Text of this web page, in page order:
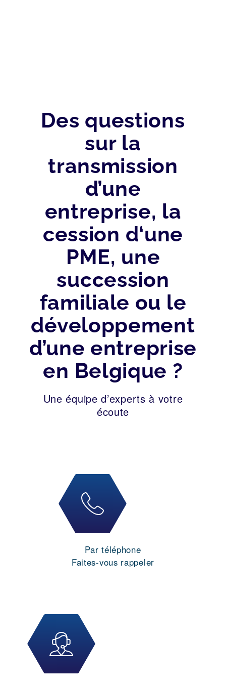
Des questions
sur la
transmission
d’une
entreprise, la
cession d‘une
PME, une
succession
familiale ou le
développement
d’une entreprise
en Belgique ?
Une équipe d’experts à votre
écoute
Par téléphone
Faites-vous rappeler